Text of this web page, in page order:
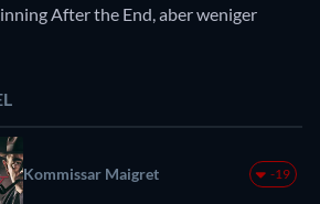
After the End, aber weniger
Kommissar Maigret -19